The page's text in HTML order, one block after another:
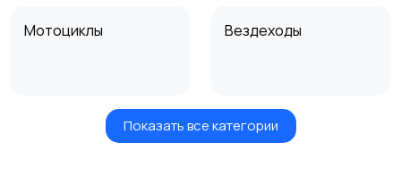
Мотоциклы Вездеходы
Квадроциклы и багги
Показать все категории